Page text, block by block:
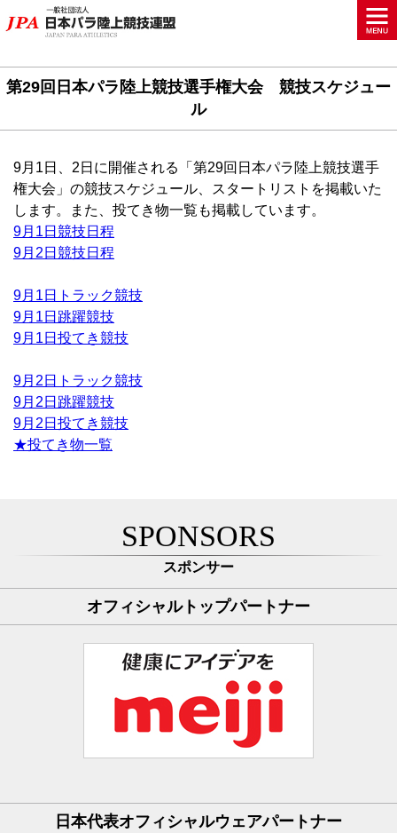
第29回日本パラ陸上競技選手権大会 競技スケジュー
ル
9月1日、2日に開催される「第29回日本パラ陸上競技選手
権大会」の競技スケジュール、スタートリストを掲載いた
します。また、投てき物一覧も掲載しています。
9月1日競技日程
9月2日競技日程
9月1日トラック競技
9月1日跳躍競技
9月1日投てき競技
9月2日トラック競技
9月2日跳躍競技
9月2日投てき競技
★投てき物一覧
SPONSORS
スポンサー
オフィシャルトップパートナー
日本代表オフィシャルウェアパートナー